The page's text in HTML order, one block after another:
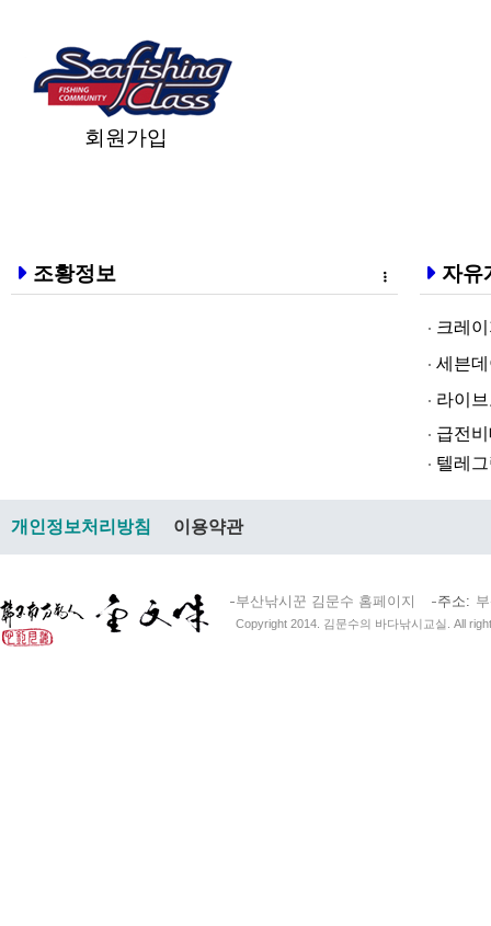
회원가입
조황정보 자유
크레이지
세븐데이
라­이브토­
급전비대면
텔레그램
개인정보처리방침 이용약관
부산낚시꾼 김문수 홈페이지 주소
Copyright 2014. 김문수의 바다낚시교실. All